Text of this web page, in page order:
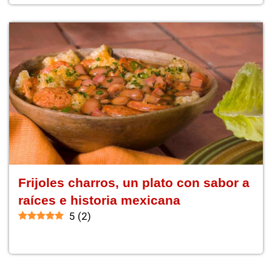
Frijoles charros, un plato con sabor a
raíces e historia mexicana
5 (2)